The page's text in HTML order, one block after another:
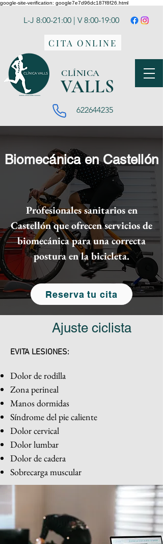
google-site-verification: google7e7d96dc187f8f26.html
L-J 8:00-21:00 | V 8:00-19:00
CITA ONLINE
CLÍNICA
VALLS
622644235
Biomecánica en Castellón
​Profesionales sanitarios en
Castellón que ofrecen servicios de
biomecánica para una correcta
postura en la bicicleta.
Reserva tu cita
Ajuste ciclista
EVITA LESIONES:
Dolor de rodilla
Zona perineal
Manos dormidas
Síndrome del pie caliente
Dolor cervical
Dolor lumbar
Dolor de cadera
Sobrecarga muscular